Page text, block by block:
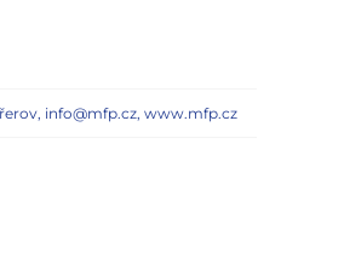
info@mfp.cz, www.mfp.cz